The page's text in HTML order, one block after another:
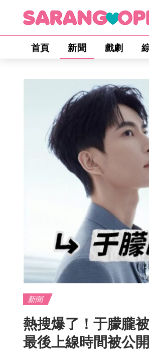
首頁 新聞 戲劇
新聞
熱搜爆了！于朦朧
最後上線時間被公開